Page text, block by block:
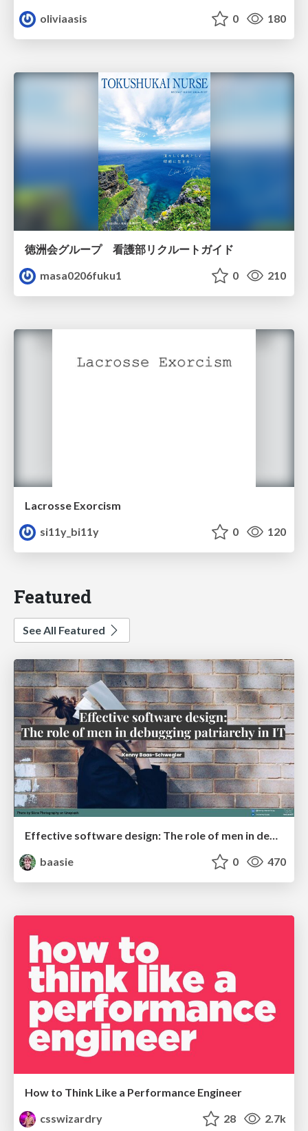
oliviaasis
0 180
徳洲会グループ 看護部リクルートガイド
masa0206fuku1
0 210
Lacrosse Exorcism
si11y_bi11y
0 120
Featured
See All Featured
Effective software design: The role of men in debugging patriarchy in IT @ Voxxed Days AMS
baasie
0 470
How to Think Like a Performance Engineer
csswizardry
28 2.7k